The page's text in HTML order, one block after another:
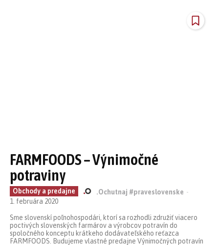
FARMFOODS – Výnimočné
potraviny
Obchody a predajne .Ochutnaj #praveslovenske -
1. februára 2020
Sme slovenskí poľnohospodári, ktorí sa rozhodli združiť viacero
poctivých slovenských farmárov a výrobcov potravín do
spoločného konceptu krátkeho dodávateľského reťazca
FARMFOODS. Budujeme vlastné predajne Výnimočných potravín